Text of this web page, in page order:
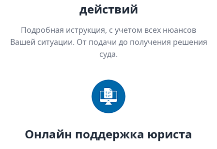
действий
Подробная иструкция, с учетом всех нюансов
Вашей ситуации. От подачи до получения решения
суда.
Онлайн поддержка юриста